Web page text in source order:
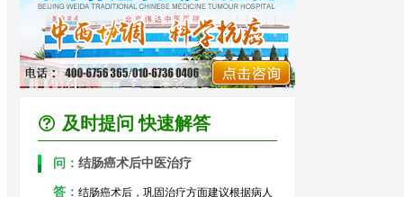
及时提问 快速解答
问： 结肠癌术后中医治疗
答： 结肠癌术后，巩固治疗方面建议根据病人